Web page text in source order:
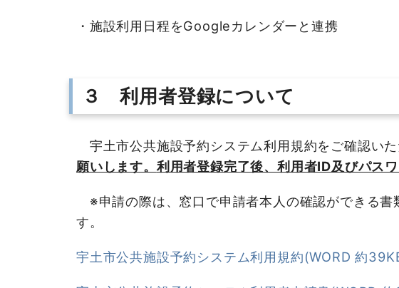
・施設利用日程をGoogleカレンダーと連携
３ 利用者登録について
宇土市公共施設予約システム利用規約をご確認いた
願いします。 利用者登録完了後、利用者ID及びパスワ
※申請の際は、窓口で申請者本人の確認ができる
す。
宇土市公共施設予約システム利用規約(WORD 約